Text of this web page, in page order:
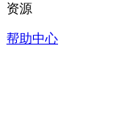
资源
帮助中心